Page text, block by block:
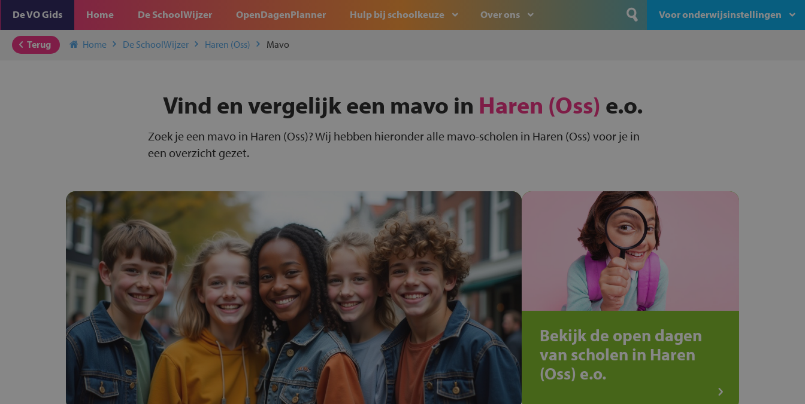
De VO Gids Home De SchoolWijzer OpenDagenPlanner Hulp bij schoolkeuze Over ons Voor onderwijsinstellingen
Terug Home De SchoolWijzer Haren (Oss) Mavo
Vind en vergelijk een mavo in Haren (Oss) e.o.
Zoek je een mavo in Haren (Oss)? Wij hebben hieronder alle mavo-scholen in Haren (Oss) voor je in
een overzicht gezet.
Bekijk de open dagen
van scholen in Haren
(Oss) e.o.